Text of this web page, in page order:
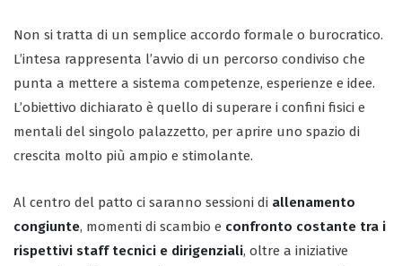
Non si tratta di un semplice accordo formale o burocratico.
L’intesa rappresenta l’avvio di un percorso condiviso che
punta a mettere a sistema competenze, esperienze e idee.
L’obiettivo dichiarato è quello di superare i confini fisici e
mentali del singolo palazzetto, per aprire uno spazio di
crescita molto più ampio e stimolante.
Al centro del patto ci saranno sessioni di allenamento
congiunte, momenti di scambio e confronto costante tra i
rispettivi staff tecnici e dirigenziali, oltre a iniziative